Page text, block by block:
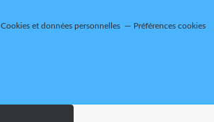
Cookies et données personnelles Préférences cookies